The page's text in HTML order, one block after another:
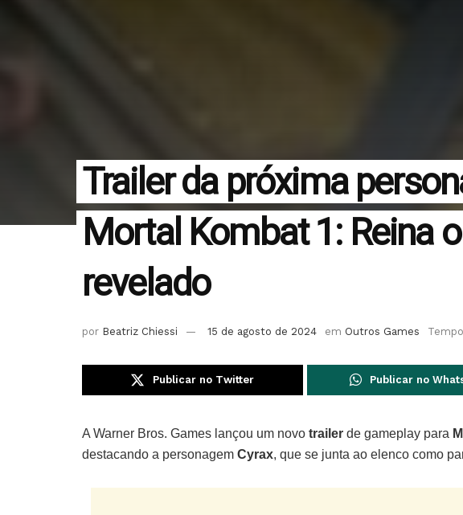
Trailer da próxima
Mortal Kombat 1: Reina
revelado
por Beatriz Chiessi 15 de agosto de 2024 em Outros Games
Publicar no Twitter Publicar no
A Warner Bros. Games lançou um novo trailer de gameplay para
destacando a personagem Cyrax, que se junta ao elenco como